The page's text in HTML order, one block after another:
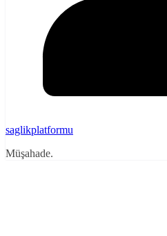
saglikplatformu
Müşahade.